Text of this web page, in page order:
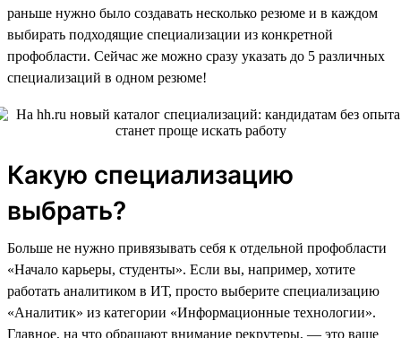
раньше нужно было создавать несколько резюме и в каждом
выбирать подходящие специализации из конкретной
профобласти. Сейчас же можно сразу указать до 5 различных
специализаций в одном резюме!
Какую специализацию
выбрать?
Больше не нужно привязывать себя к отдельной профобласти
«Начало карьеры, студенты». Если вы, например, хотите
работать аналитиком в ИТ, просто выберите специализацию
«Аналитик» из категории «Информационные технологии».
Главное, на что обращают внимание рекрутеры, — это ваше